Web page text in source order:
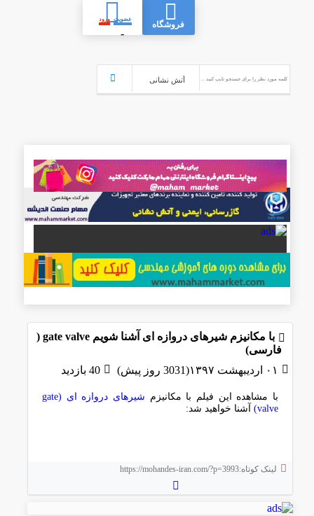
فروشگاه
عضویت
-
ورود
با مکانیزم شیرهای دروازه ای آشنا شویم gate valve (
فارسی)
۰۱ اردیبهشت ۱۳۹۷(3031 روز پیش)
40 بازدید
با مشاهده این فیلم با مکانیزم
شیرهای دروازه ای (gate
valve)
آشنا خواهید شد:
لینک کوتاه:https://mohandes-iran.com/?p=3993